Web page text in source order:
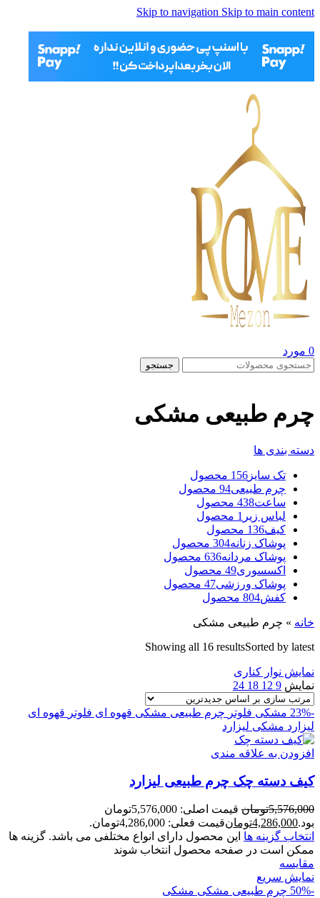
Skip to navigation Skip to main content
0 مورد
جستجو
چرم طبیعی مشکی
دسته بندی ها
تک سایز 156 محصول
چرم طبیعی94 محصول
ساعت438 محصول
لباس زیر 1 محصول
کیف136 محصول
پوشاک زنانه304 محصول
پوشاک مردانه636 محصول
اکسسوری49 محصول
پوشاک ورزشی47 محصول
کفش804 محصول
خانه » چرم طبیعی مشکی
Showing all 16 resultsSorted by latest
نمایش نوار کناری
نمایش 9
12
18
24
-23% مشکی فلوتر چرم طبیعی مشکی قهوه ای فلوتر قهوه ای
لیزارد مشکی لیزارد
افزودن به علاقه مندی
کیف دسته چک چرم طبیعی لیزارد
5,576,000تومان
قیمت اصلی: 5,576,000تومان
بود.4,286,000تومانقیمت فعلی: 4,286,000تومان.
انتخاب گزینه ها این محصول دارای انواع مختلفی می باشد. گزینه ها
ممکن است در صفحه محصول انتخاب شوند
مقايسه
نمایش سریع
-50%
چرم طبیعی مشکی مشکی